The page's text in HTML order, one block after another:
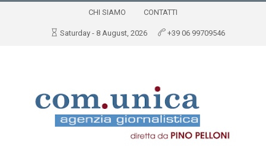
CHI SIAMO CONTATTI
Saturday - 8 August, 2026 +39 06 99709546